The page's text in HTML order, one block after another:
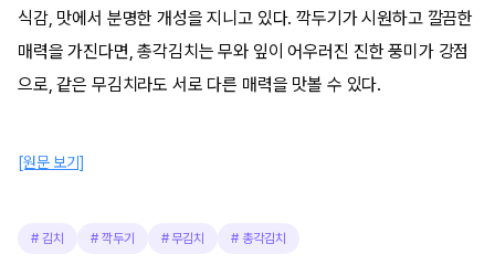
식감, 맛에서 분명한 개성을 지니고 있다. 깍두기가 시원하고 깔끔한
매력을 가진다면, 총각김치는 무와 잎이 어우러진 진한 풍미가 강점
으로, 같은 무김치라도 서로 다른 매력을 맛볼 수 있다.
[원문 보기]
# 김치 # 깍두기 # 무김치 # 총각김치